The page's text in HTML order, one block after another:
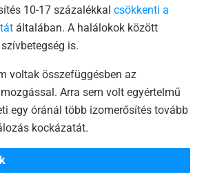
10-17 százalékkal csökkenti a
általában. A halálokok között
is.
voltak összefüggésben az
Arra sem volt egyértelmű
egy óránál több izomerősítés tovább
kockázatát.